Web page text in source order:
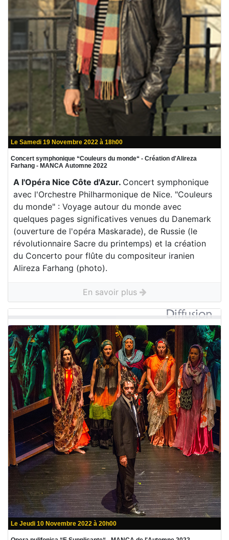
Le Samedi 19 Novembre 2022 à 18h00
Concert symphonique “Couleurs du monde“ - Création d'Alireza
Farhang - MANCA Automne 2022
A l'Opéra Nice Côte d'Azur. Concert symphonique
avec l'Orchestre Philharmonique de Nice. "Couleurs
du monde" : Voyage autour du monde avec
quelques pages significatives venues du Danemark
(ouverture de l'opéra Maskarade), de Russie (le
révolutionnaire Sacre du printemps) et la création
du Concerto pour flûte du compositeur iranien
Alireza Farhang (photo).
En savoir plus
Le Jeudi 10 Novembre 2022 à 20h00